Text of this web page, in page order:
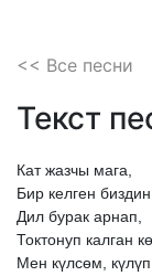
<< Все песни
Текст
Кат жазчы мага,
Бир келген биздин
Дил бурак арнап,
Токтонуп калган
Мен күлсөм,
күлүп,